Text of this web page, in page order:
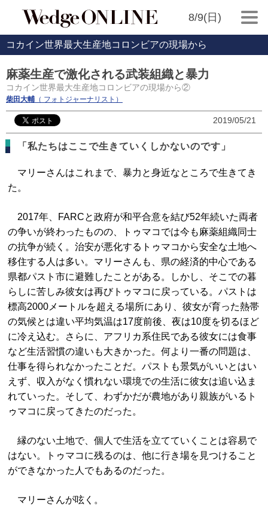
8/9(日)
コカイン世界最大生産地コロンビアの現場から
麻薬生産で激化される武装組織と暴力
コカイン世界最大生産地コロンビアの現場から②
柴田大輔 （ フォトジャーナリスト）
2019/05/21
「私たちはここで生きていくしかないのです」
マリーさんはこれまで、暴力と身近なところで生きてき
た。
2017年、FARCと政府が和平合意を結び52年続いた両者
の争いが終わったものの、トゥマコでは今も麻薬組織同士
の抗争が続く。治安が悪化するトゥマコから安全な土地へ
移住する人は多い。マリーさんも、県の経済的中心である
県都パスト市に避難したことがある。しかし、そこでの暮
らしに苦しみ彼女は再びトゥマコに戻っている。パストは
標高2000メートルを超える場所にあり、彼女が育った熱帯
の気候とは違い平均気温は17度前後、夜は10度を切るほど
に冷え込む。さらに、アフリカ系住民である彼女には食事
など生活習慣の違いも大きかった。何より一番の問題は、
仕事を得られなかったことだ。パストも景気がいいとはい
えず、収入がなく慣れない環境での生活に彼女は追い込ま
れていった。そして、わずかだが農地があり親族がいるト
ゥマコに戻ってきたのだった。
縁のない土地で、個人で生活を立てていくことは容易で
はない。トゥマコに残るのは、他に行き場を見つけること
ができなかった人でもあるのだった。
マリーさんが呟く。